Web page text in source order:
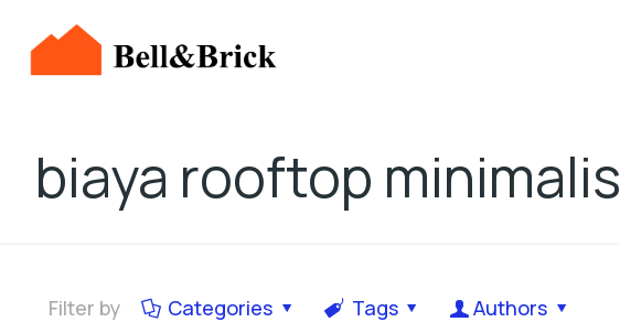
biaya rooftop minimalis
Filter by Categories Tags Authors